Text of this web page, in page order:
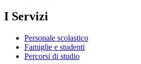
I Servizi
Personale scolastico
Famiglie e studenti
Percorsi di studio